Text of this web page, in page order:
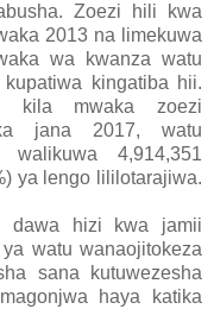
Zoezi hili kwa
2013 na limekuwa
wa kwanza watu
kingatiba hii.
kila mwaka zoezi
jana 2017, watu
walikuwa 4,914,351
ya lengo lililotarajiwa.
dawa hizi kwa jamii
watu wanaojitokeza
sana kutuwezesha
haya katika